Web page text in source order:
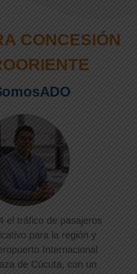
CONCESIÓN
el tráfico de pasajeros
para la región y
Internacional
de Cúcuta, con un